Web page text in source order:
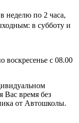
неделю по 2 часа,
в субботу и
воскресенье с 08.00
Вас время без
от Автошколы.